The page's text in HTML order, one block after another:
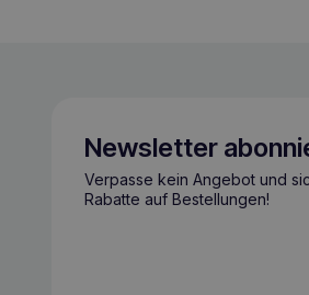
Newsletter
Verpasse kein Angebot und
Rabatte auf Bestellungen!